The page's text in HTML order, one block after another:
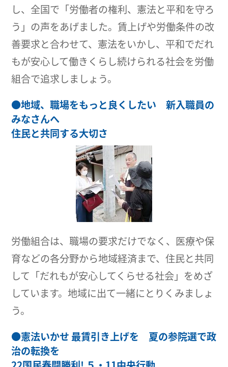
し、全国で「労働者の権利、憲法と平和を守ろ
う」の声をあげました。賃上げや労働条件の改
善要求と合わせて、憲法をいかし、平和でだれ
もが安心して働きくらし続けられる社会を労働
組合で追求しましょう。
●地域、職場をもっと良くしたい 新入職員の
みなさんへ
住民と共同する大切さ
労働組合は、職場の要求だけでなく、医療や保
育などの各分野から地域経済まで、住民と共同
して「だれもが安心してくらせる社会」をめざ
しています。地域に出て一緒にとりくみましょ
う。
●憲法いかせ 最賃引き上げを 夏の参院選で政
治の転換を